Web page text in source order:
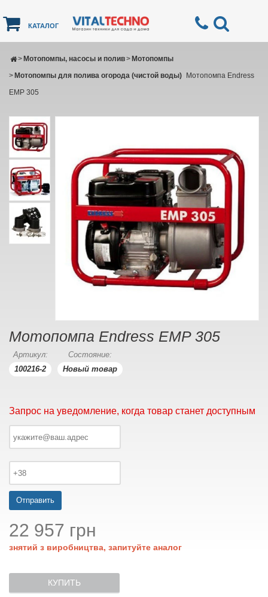
КАТАЛОГ
Мотопомпы, насосы и полив
> Мотопомпы
>
Мотопомпы для полива огорода (чистой воды)
>
Мотопомпа Endress
EMP 305
Мотопомпа Endress EMP 305
Артикул:
100216-2
Состояние:
Новый товар
Запрос на уведомление, когда товар станет доступным
Отправить
22 957 грн
знятий з виробництва, запитуйте аналог
КУПИТЬ